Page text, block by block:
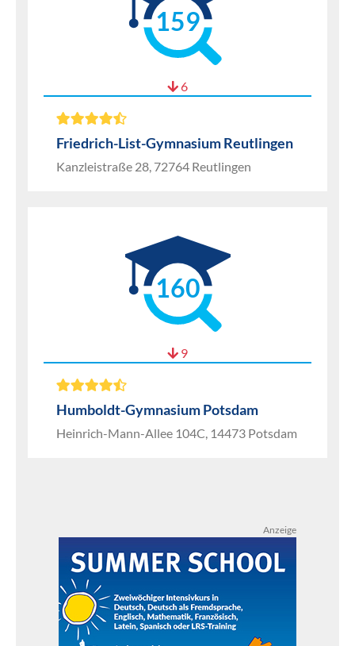
159
6
Friedrich-List-Gymnasium Reutlingen
Kanzleistraße 28, 72764 Reutlingen
160
9
Humboldt-Gymnasium Potsdam
Heinrich-Mann-Allee 104C, 14473 Potsdam
Anzeige